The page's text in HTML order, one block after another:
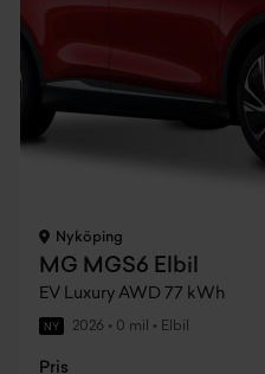
Nyköping
MG MGS6 Elbil
EV Luxury AWD 77 kWh
NY 2026 • 0 mil • Elbil
Pris